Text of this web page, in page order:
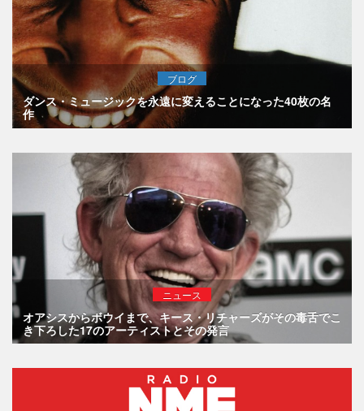
ブログ
ダンス・ミュージックを永遠に変えることになった40枚の名
作
ニュース
オアシスからボウイまで、キース・リチャーズがその毒舌でこ
き下ろした17のアーティストとその発言